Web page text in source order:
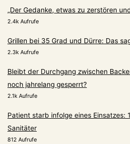
„Der Gedanke, etwas zu zerstören
2.4k Aufrufe
Grillen bei 35 Grad und Dürre: Das
2.3k Aufrufe
Bleibt der Durchgang zwischen
noch jahrelang gesperrt?
2.1k Aufrufe
Patient starb infolge eines Einsatzes:
Sanitäter
812 Aufrufe